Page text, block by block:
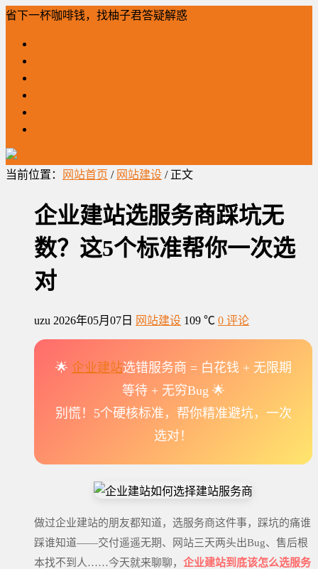
省下一杯咖啡钱，找柚子君答疑解惑
当前位置： 网站首页 / 网站建设 / 正文
企业建站选服务商踩坑无
数？这5个标准帮你一次选
对
uzu 2026年05月07日 网站建设 109 ℃ 0 评论
🌟 企业建站选错服务商 = 白花钱 + 无限期
等待 + 无穷Bug 🌟
别慌！5个硬核标准，帮你精准避坑，一次
选对！
做过企业建站的朋友都知道，选服务商这件事，踩坑的痛谁
踩谁知道——交付遥遥无期、网站三天两头出Bug、售后根
本找不到人……今天就来聊聊， 企业建站到底该怎么选服务